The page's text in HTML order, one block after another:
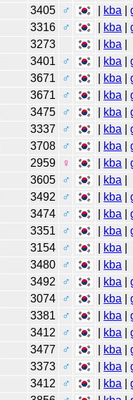
3405 ♂ kba |
3316 ♂ kba |
3273 kba
3401 ♂ kba |
3671 ♂ kba |
3671 ♂ kba |
3475 ♂ kba |
3337 ♂ kba |
3708 ♂ kba |
2959 ♀ kba |
3605 ♂ kba
3492 ♂ kba |
3474 ♂ kba |
3351 ♂ kba |
3154 ♂ kba
3480 ♂ kba
3492 ♂ kba |
3074 ♂ kba |
3381 ♂ kba |
3412 ♂ kba |
3477 ♂ kba |
3373 ♂ kba |
3412 ♂ kba |